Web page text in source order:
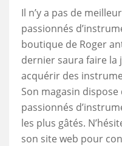
Il n’y a pas de
passionnés
boutique de Roger
dernier saura faire la
acquérir des
Son magasin
passionnés
les plus gâtés.
son site web pour